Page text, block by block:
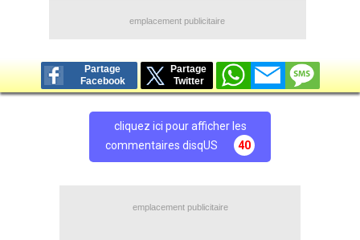
emplacement publicitaire
Partage
Facebook
Partage
Twitter
cliquez ici pour afficher les
commentaires disqUS
40
emplacement publicitaire